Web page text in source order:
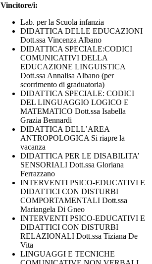
Vincitore/i:
Lab. per la Scuola infanzia
DIDATTICA DELLE EDUCAZIONI
Dott.ssa Vincenza Albano
DIDATTICA SPECIALE:CODICI
COMUNICATIVI DELLA
EDUCAZIONE LINGUISTICA
Dott.ssa Annalisa Albano (per
scorrimento di graduatoria)
DIDATTICA SPECIALE: CODICI
DEL LINGUAGGIO LOGICO E
MATEMATICO Dott.ssa Isabella
Grazia Bennardi
DIDATTICA DELL’AREA
ANTROPOLOGICA Si riapre la
vacanza
DIDATTICA PER LE DISABILITA’
SENSORIALI Dott.ssa Gloriana
Ferrazzano
INTERVENTI PSICO-EDUCATIVI E
DIDATTICI CON DISTURBI
COMPORTAMENTALI Dott.ssa
Mariangela Di Gneo
INTERVENTI PSICO-EDUCATIVI E
DIDATTICI CON DISTURBI
RELAZIONALI Dott.ssa Tiziana De
Vita
LINGUAGGI E TECNICHE